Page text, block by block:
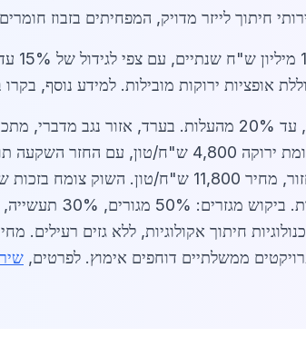
חיתוך לייזר מדויק, המפחיתים בזבוז
אופציות ירוקות מובילות. למידע נוסף, בקרו
התפתחות השוק נובעת גם ממענקי ממשלה לבנייה בת קיימא, עד 20%
על ציפויים. דוגמאות נוספות כוללות אלומיניום עם 95%